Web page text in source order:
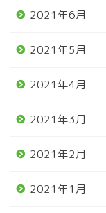
2021年6月
2021年5月
2021年4月
2021年3月
2021年2月
2021年1月